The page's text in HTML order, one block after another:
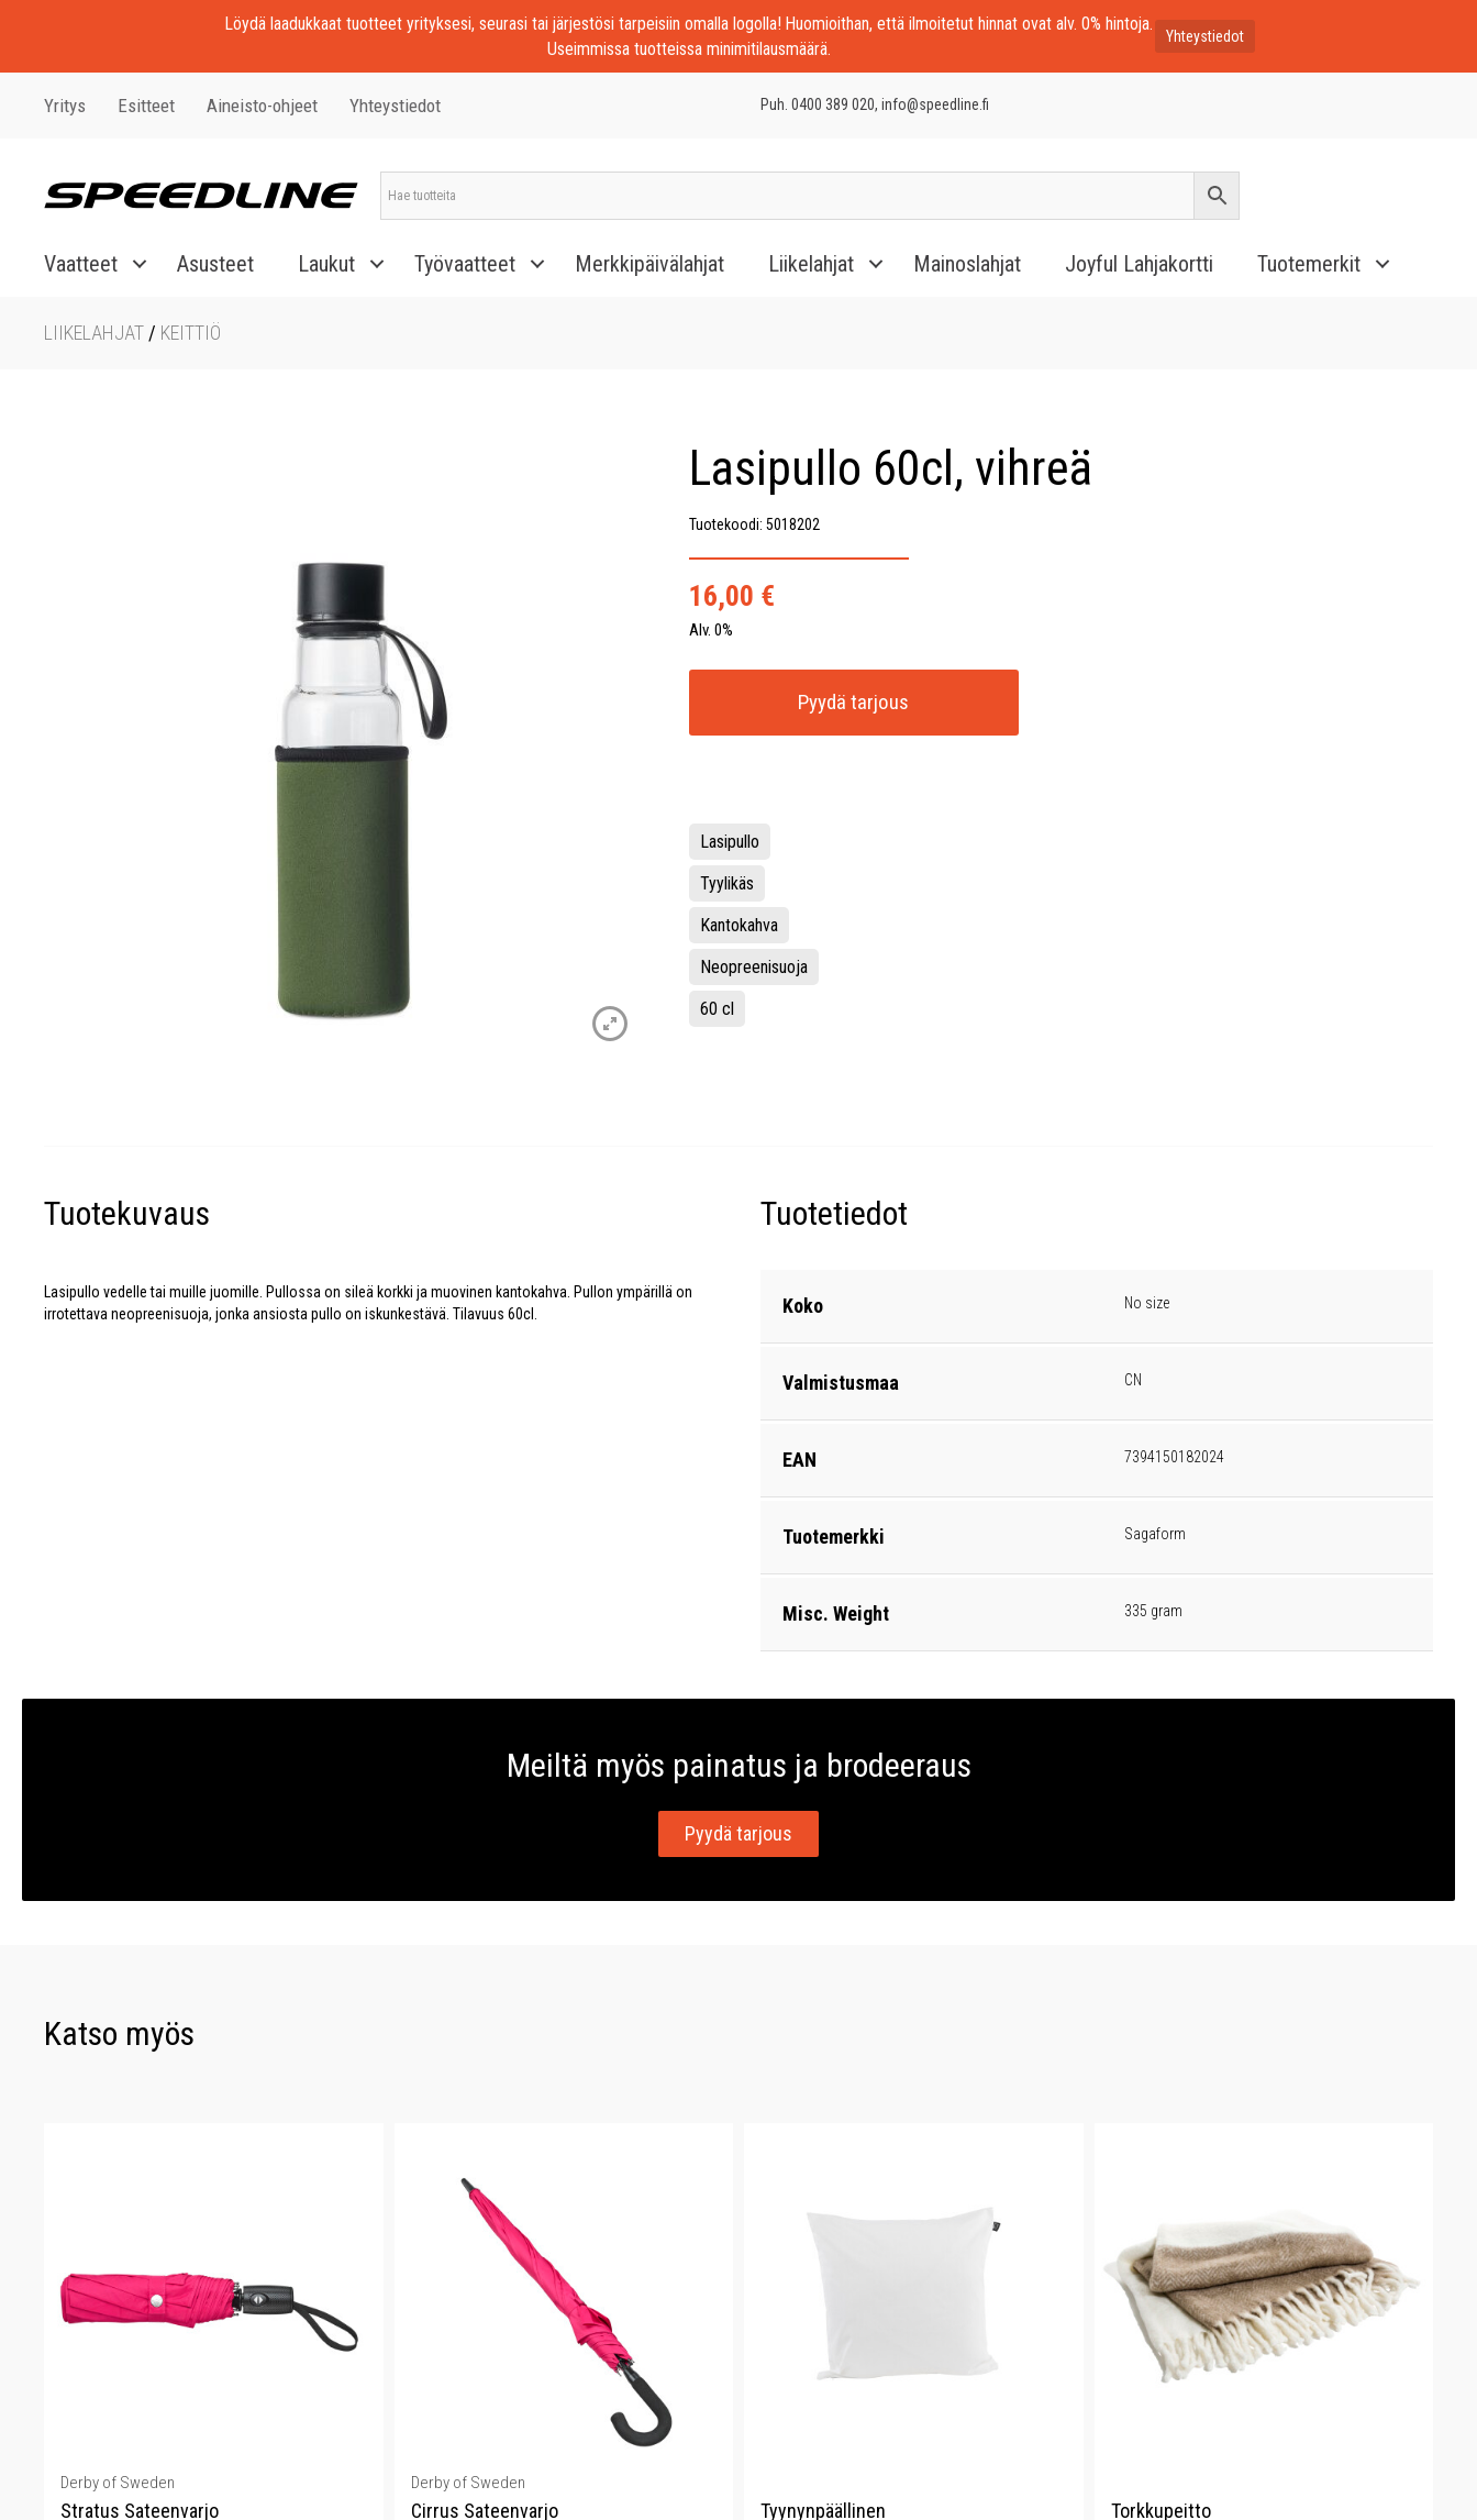
Löydä laadukkaat tuotteet yrityksesi, seurasi tai järjestösi tarpeisiin omalla logolla! Huomioithan, että ilmoitetut hinnat ovat alv. 0% hintoja.
Useimmissa tuotteissa minimitilausmäärä.
Yhteystiedot
Yritys Esitteet Aineisto-ohjeet Yhteystiedot Puh. 0400 389 020, info@speedline.fi
Vaatteet Asusteet Laukut Työvaatteet Merkkipäivälahjat Liikelahjat Mainoslahjat Joyful Lahjakortti Tuotemerkit
LIIKELAHJAT / KEITTIÖ
Lasipullo 60cl, vihreä
Tuotekoodi: 5018202
16,00 €
Alv. 0%
Pyydä tarjous
Lasipullo
Tyylikäs
Kantokahva
Neopreenisuoja
60 cl
Tuotekuvaus
Lasipullo vedelle tai muille juomille. Pullossa on sileä korkki ja muovinen kantokahva. Pullon ympärillä on
irrotettava neopreenisuoja, jonka ansiosta pullo on iskunkestävä. Tilavuus 60cl.
Tuotetiedot
Koko No size
Valmistusmaa CN
EAN 7394150182024
Tuotemerkki Sagaform
Misc. Weight 335 gram
Meiltä myös painatus ja brodeeraus
Pyydä tarjous
Katso myös
Derby of Sweden
Stratus Sateenvarjo
Derby of Sweden
Cirrus Sateenvarjo Tyynynpäällinen Torkkupeitto